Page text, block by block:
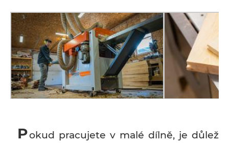
Pokud pracujete v malé dílně, je